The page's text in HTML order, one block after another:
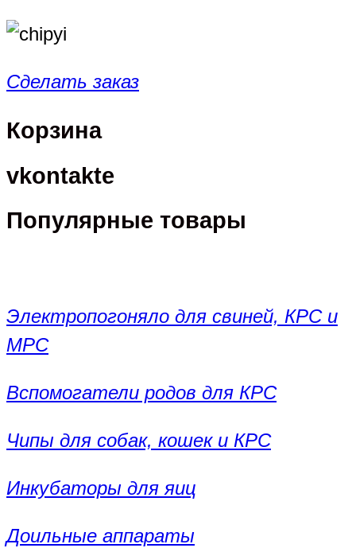
Сделать заказ
Корзина
vkontakte
Популярные товары
Электропогоняло для свиней, КРС и
МРС
Вспомогатели родов для КРС
Чипы для собак, кошек и КРС
Инкубаторы для яиц
Доильные аппараты